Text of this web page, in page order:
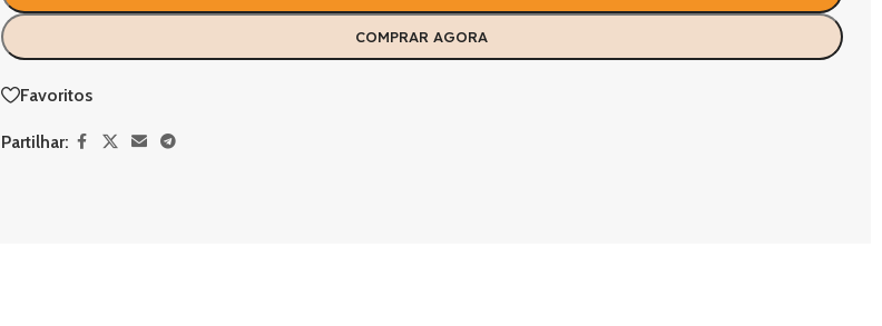
COMPRAR AGORA
Favoritos
Partilhar: